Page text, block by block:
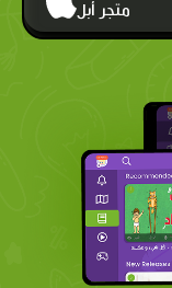
متجر أبل